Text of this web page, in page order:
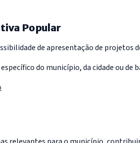
Popular
de apresentação de
do município, da cidade ou de